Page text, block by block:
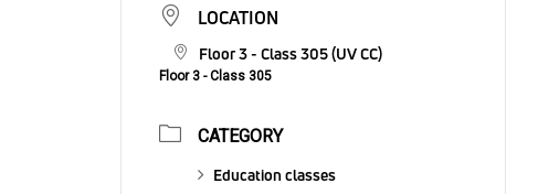
LOCATION
Floor 3 - Class 305 (UV CC)
Floor 3 - Class 305
CATEGORY
Education classes